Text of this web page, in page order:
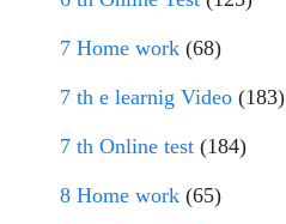
7 Home work (68)
7 th e learnig Video (183)
7 th Online test (184)
8 Home work (65)